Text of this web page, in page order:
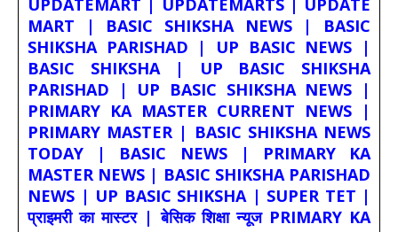
UPDATEMART | UPDATEMARTS | UPDATE
MART | BASIC SHIKSHA NEWS | BASIC
SHIKSHA PARISHAD | UP BASIC NEWS |
BASIC SHIKSHA | UP BASIC SHIKSHA
PARISHAD | UP BASIC SHIKSHA NEWS |
PRIMARY KA MASTER CURRENT NEWS |
PRIMARY MASTER | BASIC SHIKSHA NEWS
TODAY | BASIC NEWS | PRIMARY KA
MASTER NEWS | BASIC SHIKSHA PARISHAD
NEWS | UP BASIC SHIKSHA | SUPER TET |
प्राइमरी का मास्टर | बेसिक शिक्षा न्यूज PRIMARY KA